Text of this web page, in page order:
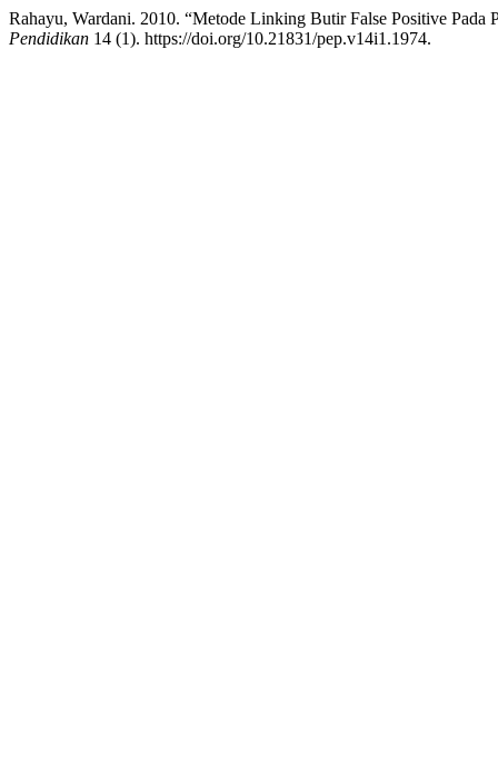
Rahayu, Wardani. 2010. “Metode Linking Butir False Positive
Pendidikan 14 (1). https://doi.org/10.21831/pep.v14i1.1974.